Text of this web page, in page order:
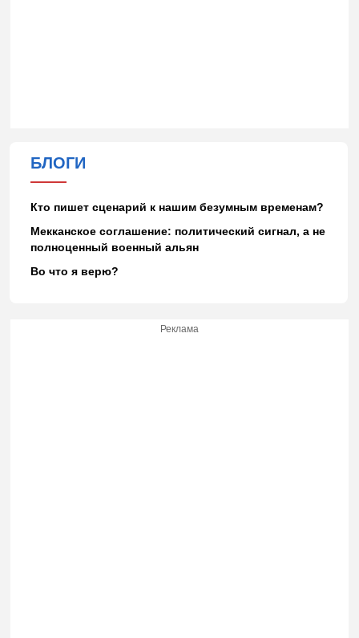
БЛОГИ
Кто пишет сценарий к нашим безумным временам?
Мекканское соглашение: политический сигнал, а не
полноценный военный альян
Во что я верю?
Реклама